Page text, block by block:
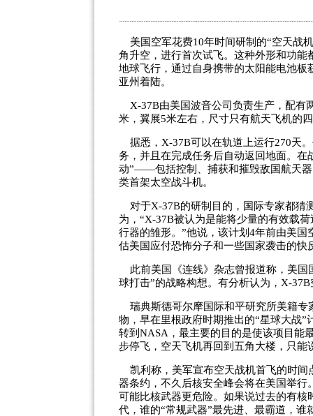
美国空军花费10年时间研制的“空天战
角升空，进行首次试飞。这种外形和功能
地球飞行，通过自身携带的太阳能电池
亚州着陆。
X-37B由美国波音公司负责生产，配有
米，翼展5米左右，尺寸只有航天飞机的
据悉，X-37B可以在轨道上运行270天
务，并且在完成任务后自动返回地面。
动”——包括控制、捕获和摧毁敌国航天
类首架太空战斗机。
对于X-37B的研制目的，国际专家都猜
为，“X-37B被认为是能将少量的有效载
行器的雏形。”他说，该计划4年前由美
估美国应付恐怖分子和一些国家袭击的快
此前美国《连线》杂志曾报道称，美国
球打击”的战略构想。有分析认为，X-
瑞典斯德哥尔摩国际和平研究所美籍专
物，早在里根政府时期推出的“星球大战
转到NASA，最主要的目的是使该项目能
步停飞，空天飞机再回到五角大楼，只能
凯利称，美军宣布空天战机首飞的时间
器条约，不久后核安全峰会将在美国举行
可能比核武器更危险。如果说过去的有核
代，谁的“常规武器”最先进、最霸道，